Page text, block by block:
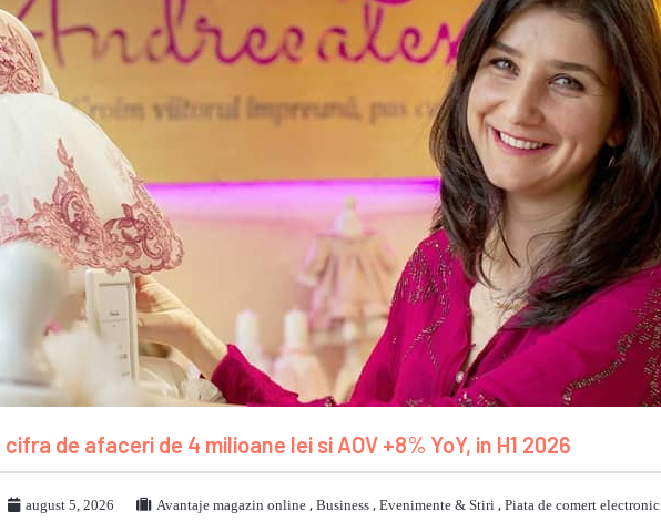
de afaceri de 4 milioane lei si AOV +8% YoY, in H1 2026
august 5, 2026 Avantaje magazin online , Business , Evenimente & Stiri , Piata de comert electronic